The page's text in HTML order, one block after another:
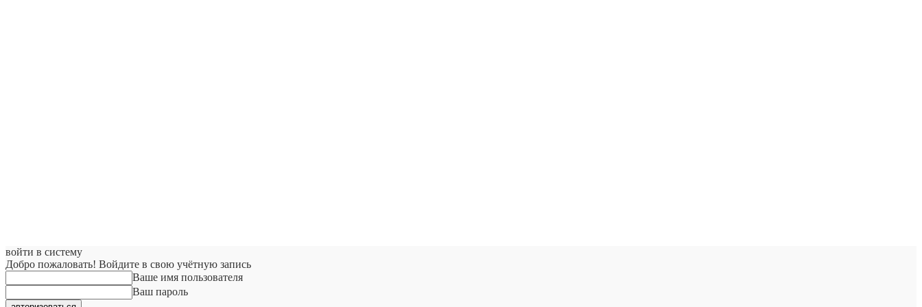
войти в систему
Добро пожаловать! Войдите в свою учётную запись
Ваше имя пользователя
Ваш пароль